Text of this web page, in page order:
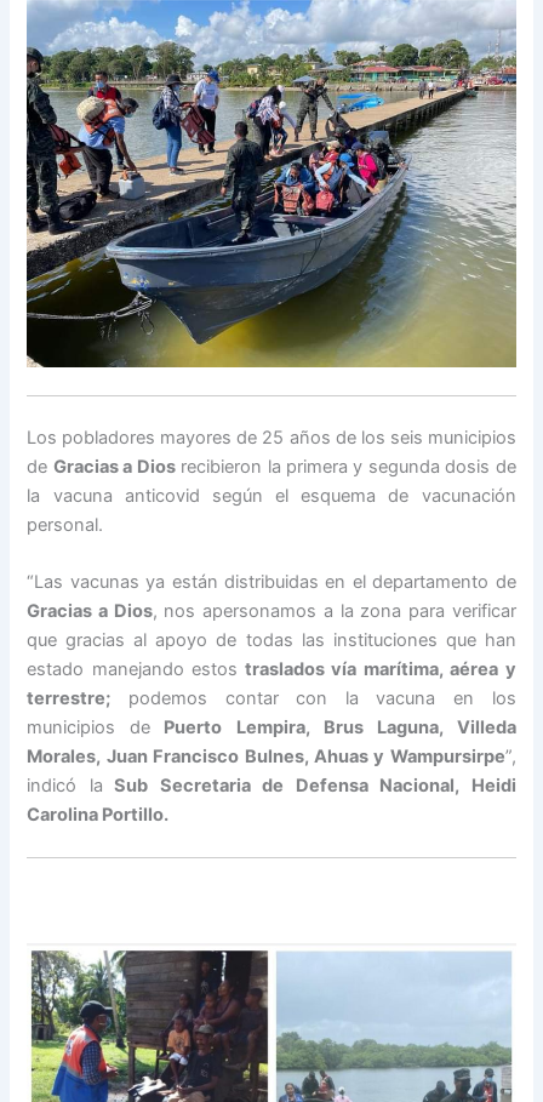
Los pobladores mayores de 25 años de los seis municipios
de Gracias a Diosrecibieron la primera y segunda dosis de
la vacuna anticovid según el esquema de vacunación
personal.
“Las vacunas ya están distribuidas en el departamento de
Gracias a Dios, nos apersonamos a la zona para verificar
que gracias al apoyo de todas las instituciones que han
estado manejando estos traslados vía marítima, aérea y
terrestre; podemos contar con la vacuna en los
municipios de Puerto Lempira, Brus Laguna, Villeda
Morales, Juan Francisco Bulnes, Ahuas y Wampursirpe”,
indicó la Sub Secretaria de Defensa Nacional, Heidi
Carolina Portillo.